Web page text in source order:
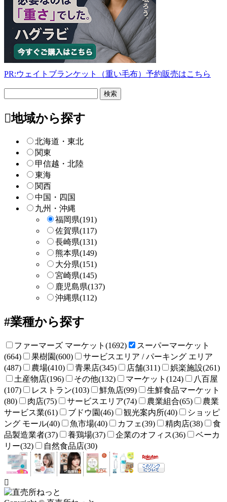
PR:ウェイトブランケット（重い毛布）予約販売はこちら
ー
検地域から探す
北海道・東北
関東
甲信越・北陸
東海
関西
中国・四国
九州・沖縄
福岡県(191)
佐賀県(117)
長崎県(131)
熊本県(149)
大分県(151)
宮崎県(145)
鹿児島県(137)
沖縄県(112)
業種から探す
ファーマーズ マーケット(1692)
スーパーマーケット
(664)
果樹園(600)
サービスエリア / パーキング エリア
(487)
農場(410) 青果店(345) 店舗(311)
娯楽施設(261)
土産物店(196)
その他(132) マーケット(124)
八百屋
(107)
レストラン(103) 鮮魚店(99)
生鮮食品マーケット
(80)
肉店(75) サービスエリア(74) 農業組合(65)
農業
サービス業(61)
ブドウ園(46) 観光案内所(40)
ショッピ
ング モール(40)
魚市場(40) カフェ(39) 精肉店(38)
食
品製造業者(37)
養鶏場(37) 企業のオフィス(36)
ベーカ
リー(32)
自然食品店(30)